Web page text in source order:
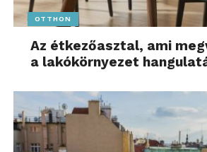
OTTHON
Az étkezőasztal, ami
a lakókörnyezet